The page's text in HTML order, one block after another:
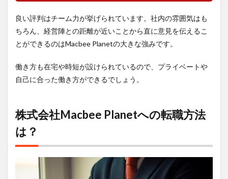
良い評判はチーム力が挙げられています。社内の雰囲気はも
ちろん、経営陣との距離が近いことから直に意見を伝えるこ
とができるのはMacbee Planetの大きな強みです。
働き方も在宅や時短が設けられているので、プライベートや
自己に合った働き方ができるでしょう。
株式会社Macbee Planetへの転職方法
は？